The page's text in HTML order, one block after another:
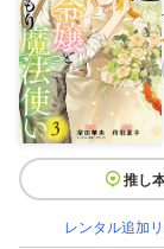
推し
レンタル追加